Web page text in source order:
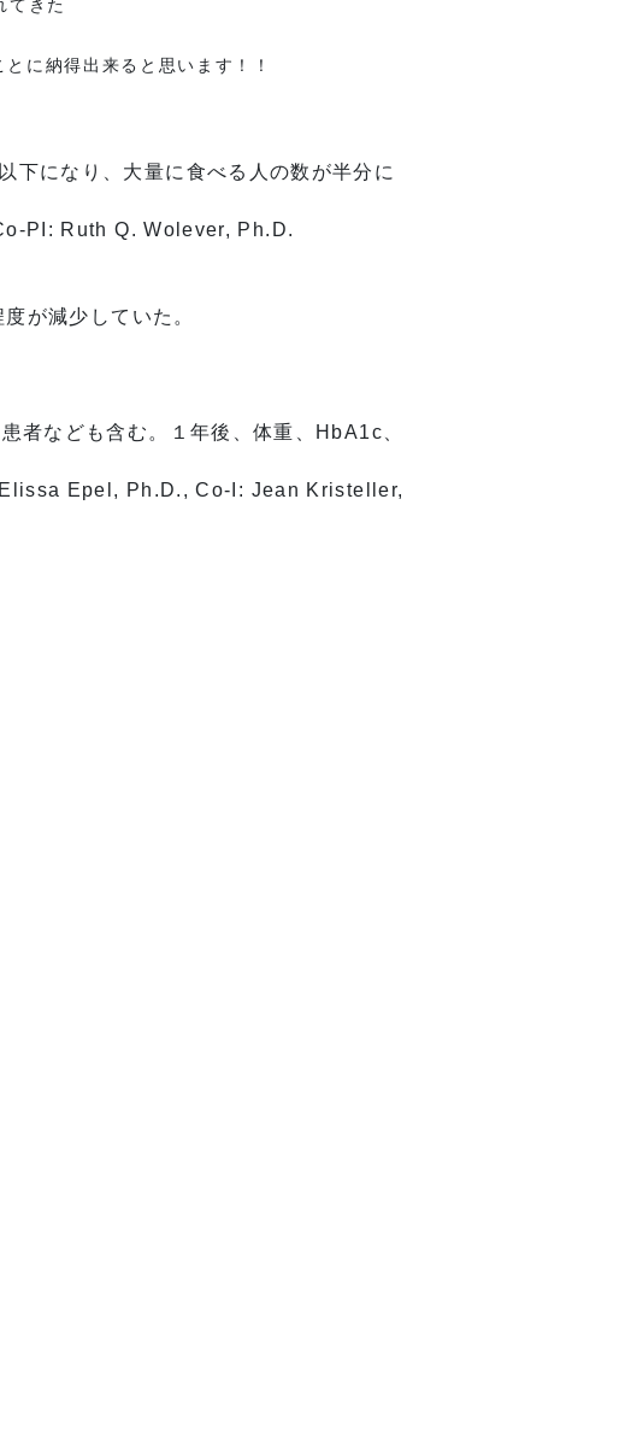
てきた
に納得出来ると思います！！
下になり、 大量に食べる人の数が半分に
PI: Ruth Q. Wolever, Ph.D.
が減少していた。
者なども含む。１年後、体重、HbA1c、
Epel, Ph.D., Co-I: Jean Kristeller,